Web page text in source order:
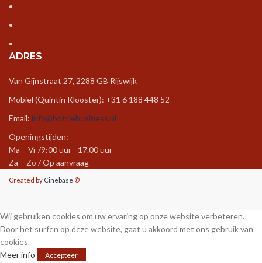
ADRES
Van Gijnstraat 27, 2288 GB Rijswijk
Mobiel (Quintin Klooster): +31 6 188 448 52
Email: info@bottlebusiness.nl
Openingstijden:
Ma – Vr /9:00 uur - 17.00 uur
Za – Zo / Op aanvraag
Created by Cinebase ©
Wij gebruiken cookies om uw ervaring op onze website verbeteren.
Door het surfen op deze website, gaat u akkoord met ons gebruik van
cookies.
Meer info
Accepteer